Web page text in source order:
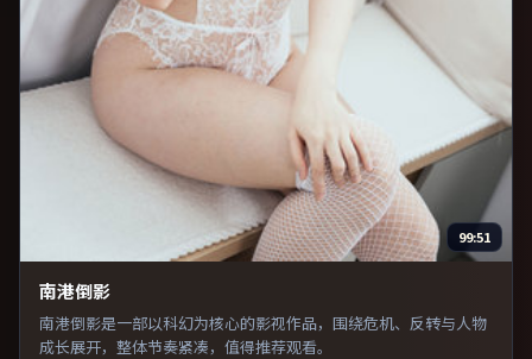
99:51
南港倒影
南港倒影是一部以科幻为核心的影视作品，围绕危机、反转与人物
成长展开，整体节奏紧凑，值得推荐观看。